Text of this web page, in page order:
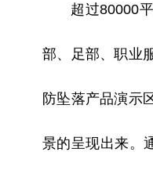
超过80000
部、足部、职业
防坠落产品演示
景的呈现出来。